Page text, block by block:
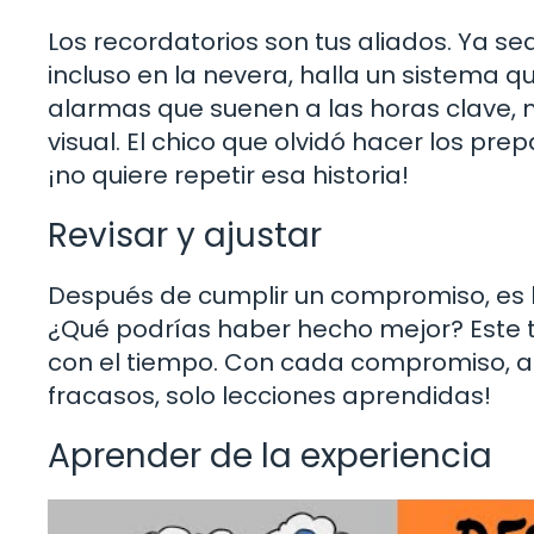
Los recordatorios son tus aliados. Ya
incluso en la nevera, halla un sistema
alarmas que suenen a las horas
visual. El chico que olvidó hacer los
¡no quiere repetir esa historia!
Revisar y ajustar
Después de cumplir un compromiso,
¿Qué podrías haber hecho mejor?
con el tiempo. Con cada compromiso,
fracasos, solo lecciones aprendidas!
Aprender de la experiencia